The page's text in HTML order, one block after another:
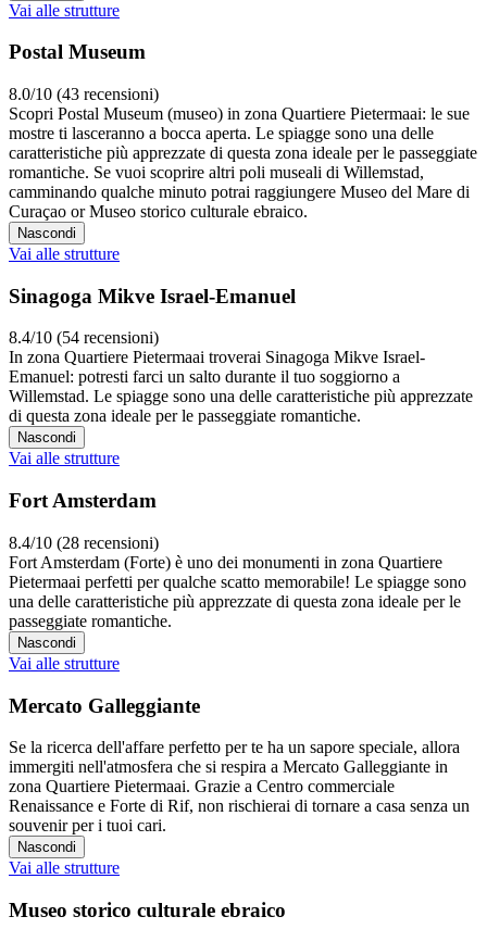
Vai alle strutture
Postal Museum
8.0/10 (43 recensioni)
Scopri Postal Museum (museo) in zona Quartiere Pietermaai: le sue
mostre ti lasceranno a bocca aperta. Le spiagge sono una delle
caratteristiche più apprezzate di questa zona ideale per le passeggiate
romantiche. Se vuoi scoprire altri poli museali di Willemstad,
camminando qualche minuto potrai raggiungere Museo del Mare di
Curaçao or Museo storico culturale ebraico.
Nascondi
Vai alle strutture
Sinagoga Mikve Israel-Emanuel
8.4/10 (54 recensioni)
In zona Quartiere Pietermaai troverai Sinagoga Mikve Israel-
Emanuel: potresti farci un salto durante il tuo soggiorno a
Willemstad. Le spiagge sono una delle caratteristiche più apprezzate
di questa zona ideale per le passeggiate romantiche.
Nascondi
Vai alle strutture
Fort Amsterdam
8.4/10 (28 recensioni)
Fort Amsterdam (Forte) è uno dei monumenti in zona Quartiere
Pietermaai perfetti per qualche scatto memorabile! Le spiagge sono
una delle caratteristiche più apprezzate di questa zona ideale per le
passeggiate romantiche.
Nascondi
Vai alle strutture
Mercato Galleggiante
Se la ricerca dell'affare perfetto per te ha un sapore speciale, allora
immergiti nell'atmosfera che si respira a Mercato Galleggiante in
zona Quartiere Pietermaai. Grazie a Centro commerciale
Renaissance e Forte di Rif, non rischierai di tornare a casa senza un
souvenir per i tuoi cari.
Nascondi
Vai alle strutture
Museo storico culturale ebraico